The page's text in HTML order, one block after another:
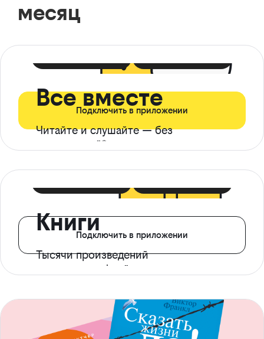
месяц
Все вместе
Читайте и слушайте — без
ограничений*
Подключить в приложении
Книги
Тысячи произведений
с доступом офлайн
Подключить в приложении